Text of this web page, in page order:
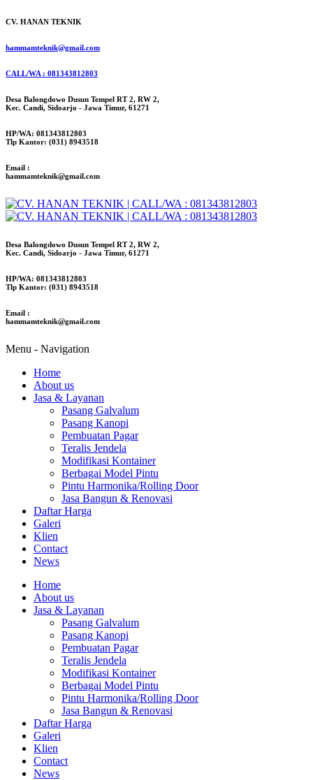
CV. HANAN TEKNIK
hammamteknik@gmail.com
CALL/WA : 081343812803
Desa Balongdowo Dusun Tempel RT 2, RW 2,
Kec. Candi, Sidoarjo - Jawa Timur, 61271
HP/WA: 081343812803
Tlp Kantor: (031) 8943518
Email :
hammamteknik@gmail.com
Desa Balongdowo Dusun Tempel RT 2, RW 2,
Kec. Candi, Sidoarjo - Jawa Timur, 61271
HP/WA: 081343812803
Tlp Kantor: (031) 8943518
Email :
hammamteknik@gmail.com
Menu - Navigation
Home
About us
Jasa & Layanan
Pasang Galvalum
Pasang Kanopi
Pembuatan Pagar
Teralis Jendela
Modifikasi Kontainer
Berbagai Model Pintu
Pintu Harmonika/Rolling Door
Jasa Bangun & Renovasi
Daftar Harga
Galeri
Klien
Contact
News
Home
About us
Jasa & Layanan
Pasang Galvalum
Pasang Kanopi
Pembuatan Pagar
Teralis Jendela
Modifikasi Kontainer
Berbagai Model Pintu
Pintu Harmonika/Rolling Door
Jasa Bangun & Renovasi
Daftar Harga
Galeri
Klien
Contact
News